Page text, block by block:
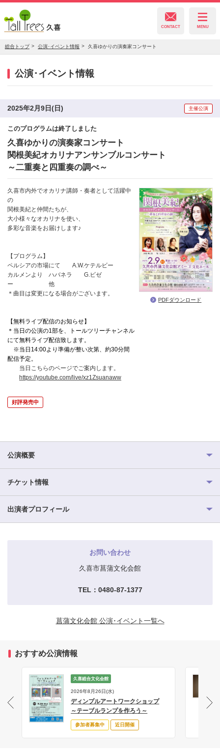
MENU
CONTACT
総合トップ 公演･イベント情報 久喜ゆかりの演奏家コンサート
公演･イベント情報
2025年2月9日(日) 主催公演
このプログラムは終了しました
久喜ゆかりの演奏家コンサート
関根美紀オカリナアンサンブルコンサート
～二重奏と四重奏の調べ～
久喜市内外でオカリナ講師・奏者として活躍中
の
関根美紀と仲間たちが、
大小様々なオカリナを使い、
多彩な音楽をお届けします♪
【プログラム】
ペルシアの市場にて A.W.ケテルビー
カルメンより ハバネラ G.ビゼ
ー 他
＊曲目は変更になる場合がございます。
【無料ライブ配信のお知らせ】
＊当日の公演の1部を、トールツリーチャンネル
にて無料ライブ配信致します。
※当日14:00より準備が整い次第、約30分間
配信予定。
当日こちらのページでご案内します。
https://youtube.com/live/xz1Zsuanaww
好評発売中
PDFダウンロード
公演概要
チケット情報
出演者プロフィール
お問い合わせ
久喜市菖蒲文化会館
TEL：0480-87-1377
菖蒲文化会館 公演･イベント一覧へ
おすすめ公演情報
久喜総合文化会館
2026年8月26日(水)
ディンプルアートワークショップ
～テーブルランプを作ろう～
参加者募集中 近日開催
久喜総合文化会館
栗橋文化会館